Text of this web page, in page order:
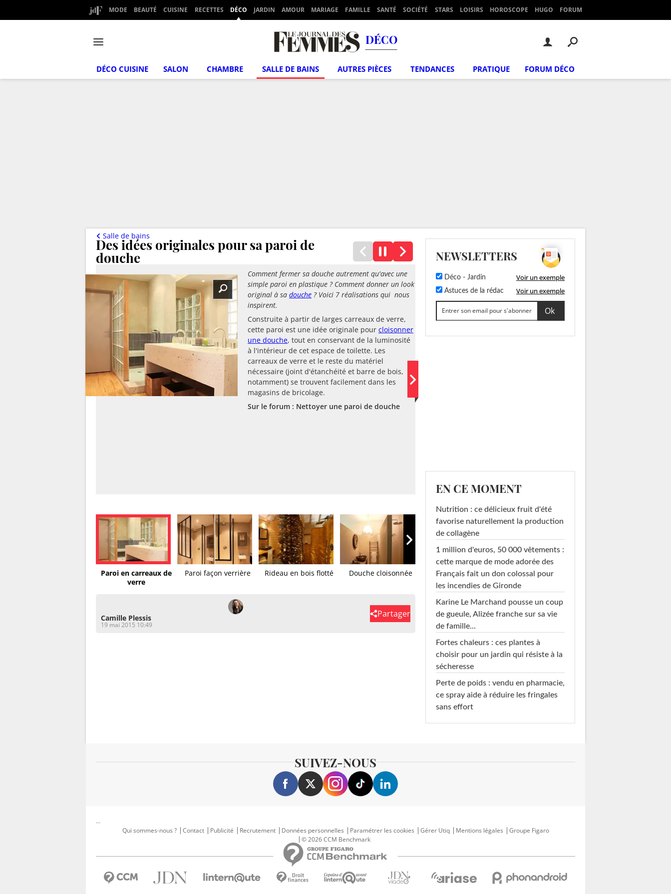
MODE BEAUTÉ CUISINE RECETTES DÉCO JARDIN AMOUR MARIAGE FAMILLE SANTÉ SOCIÉTÉ STARS LOISIRS HOROSCOPE HUGO FORUM
DÉCO
DÉCO CUISINE SALON CHAMBRE SALLE DE BAINS AUTRES PIÈCES TENDANCES PRATIQUE FORUM DÉCO
Des idées originales pour sa paroi de
douche
Salle de bains
Comment fermer sa douche autrement qu'avec une
simple paroi en plastique ? Comment donner un look
original à sa douche ? Voici 7 réalisations qui nous
inspirent.
Construite à partir de larges carreaux de verre,
cette paroi est une idée originale pour cloisonner
une douche, tout en conservant de la luminosité
à l'intérieur de cet espace de toilette. Les
carreaux de verre et le reste du matériel
nécessaire (joint d'étanchéité et barre de bois,
notamment) se trouvent facilement dans les
magasins de bricolage.
Sur le forum : Nettoyer une paroi de douche
Paroi en carreaux de
verre
Paroi façon verrière Rideau en bois flotté Douche cloisonnée Paroi en verre Sans paroi
Camille Plessis
19 mai 2015 10:49
Partager
NEWSLETTERS
Déco - Jardin Voir un exemple
Astuces de la rédac Voir un exemple
EN CE MOMENT
Nutrition : ce délicieux fruit d'été
favorise naturellement la production
de collagène
1 million d'euros, 50 000 vêtements :
cette marque de mode adorée des
Français fait un don colossal pour
les incendies de Gironde
Karine Le Marchand pousse un coup
de gueule, Alizée franche sur sa vie
de famille...
Fortes chaleurs : ces plantes à
choisir pour un jardin qui résiste à la
sécheresse
Perte de poids : vendu en pharmacie,
ce spray aide à réduire les fringales
sans effort
SUIVEZ-NOUS
...
Qui sommes-nous ?
Contact Publicité Recrutement Données personnelles Paramétrer les cookies Gérer Utiq Mentions légales
Groupe Figaro
© 2026 CCM Benchmark